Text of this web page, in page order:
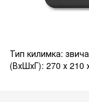
Тип килимка:
(ВхШхГ): 270 х 210